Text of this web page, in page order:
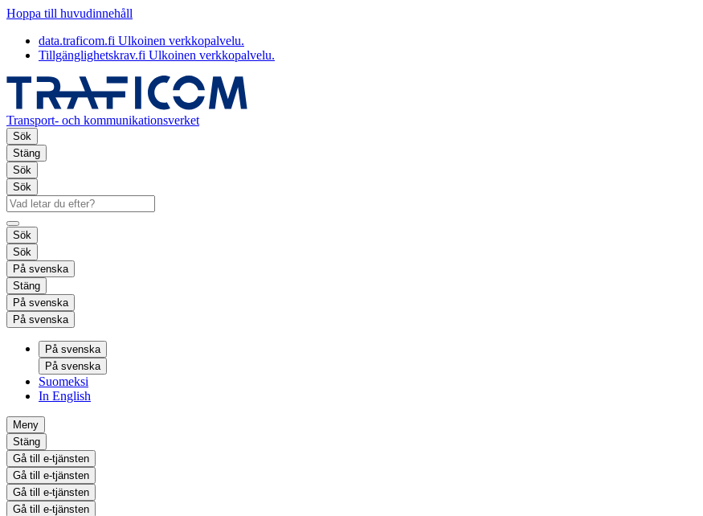
Hoppa till huvudinnehåll
data.traficom.fi Ulkoinen verkkopalvelu.
Tillgänglighetskrav.fi Ulkoinen verkkopalvelu.
Transport- och kommunikationsverket
Sök
Stäng
Sök
Sök
Sök
Sök
På svenska
Stäng
På svenska
På svenska
På svenska
På svenska
Suomeksi
In English
Meny
Stäng
Gå till e-tjänsten
Gå till e-tjänsten
Gå till e-tjänsten
Gå till e-tjänsten